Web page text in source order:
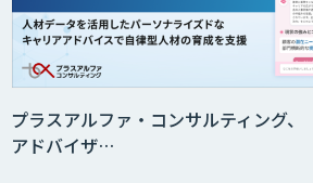
プラスアルファ・コンサルティング
アドバイザ…